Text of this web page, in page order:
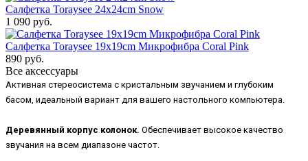
Салфетка Toraysee 24x24cm Snow
1 090 руб.
Салфетка Toraysee 19x19cm Микрофибра Coral Pink
890 руб.
Все аксессуары
Активная стереосистема с кристальным звучанием и глубоким
басом, идеальный вариант для вашего настольного компьютера.
Деревянный корпус колонок. Обеспечивает высокое качество
звучания на всем диапазоне частот.